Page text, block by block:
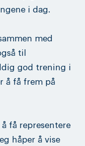
i dag.
med
til
god trening i
å få frem på
få representere
håper å vise